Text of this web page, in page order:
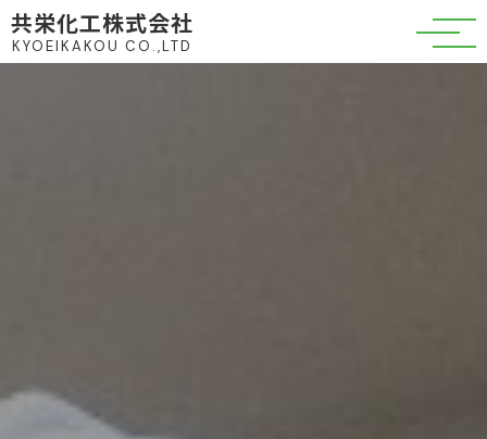
共栄化工株式会社
KYOEIKAKOU CO.,LTD